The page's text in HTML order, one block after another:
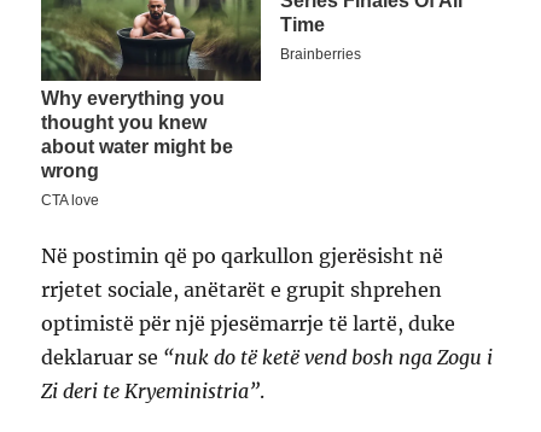
Në postimin që po qarkullon gjerësisht në
rrjetet sociale, anëtarët e grupit shprehen
optimistë për një pjesëmarrje të lartë, duke
deklaruar se “nuk do të ketë vend bosh nga Zogu i
Zi deri te Kryeministria”.